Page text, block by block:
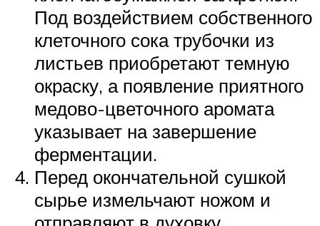
Под воздействием собственного
клеточного сока трубочки из
листьев приобретают темную
окраску, а появление приятного
медово-цветочного аромата
указывает на завершение
ферментации.
Перед окончательной сушкой
сырье измельчают ножом и